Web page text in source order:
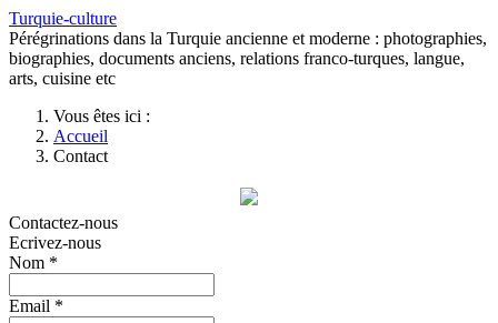
Turquie-culture
Pérégrinations dans la Turquie ancienne et moderne : photographies,
biographies, documents anciens, relations franco-turques, langue,
arts, cuisine etc
Vous êtes ici :
Accueil
Contact
Contactez-nous
Ecrivez-nous
Nom *
Email *